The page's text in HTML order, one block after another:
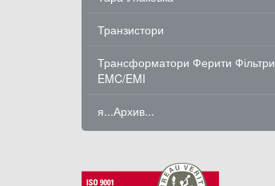
Транзистори
Трансформатори Ферити Фільтри
EMC/EMI
я...Архив...